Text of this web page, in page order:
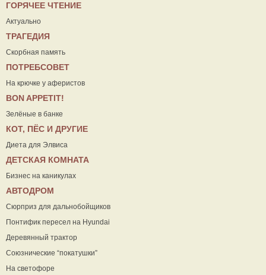
ГОРЯЧЕЕ ЧТЕНИЕ
Актуально
ТРАГЕДИЯ
Скорбная память
ПОТРЕБСОВЕТ
На крючке у аферистов
ВON APPETIT!
Зелёные в банке
КОТ, ПЁС И ДРУГИЕ
Диета для Элвиса
ДЕТСКАЯ КОМНАТА
Бизнес на каникулах
АВТОДРОМ
Сюрприз для дальнобойщиков
Понтифик пересел на Hyundai
Деревянный трактор
Союзнические “покатушки”
На светофоре